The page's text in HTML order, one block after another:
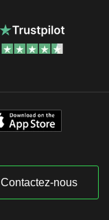
Contactez-nous